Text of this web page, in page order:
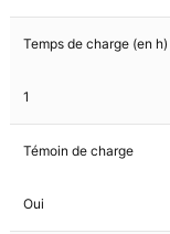
Temps de charge (en h)
1
Témoin de charge
Oui